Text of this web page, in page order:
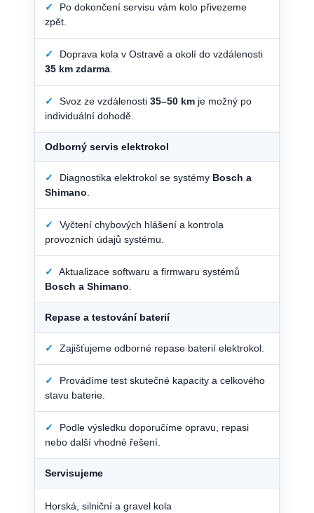
✓
Po dokončení servisu vám kolo přivezeme
zpět.
✓
Doprava kola v Ostravě a okolí do vzdálenosti
35 km zdarma
✓ Svoz ze vzdálenosti 35–50 km je možný po
individuální dohodě.
Odborný servis elektrokol
✓ Diagnostika elektrokol se systémy Bosch a
Shimano
✓
Vyčtení chybových hlášení a kontrola
provozních údajů systému.
✓
Aktualizace softwaru a firmwaru systémů
Bosch a Shimano
Repase a testování baterií
✓ Zajišťujeme odborné repase baterií elektrokol.
✓
Provádíme test skutečné kapacity a celkového
stavu baterie.
✓
Podle výsledku doporučíme opravu, repasi
nebo další vhodné řešení.
Servisujeme
Horská, silniční a gravel kola